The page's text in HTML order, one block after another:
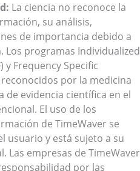
La ciencia no reconoce la
su análisis,
de importancia debido a
Los programas Individualized
y Frequency Specific
por la medicina
de evidencia científica en el
El uso de los
de TimeWaver se
usuario y está sujeto a su
Las empresas de TimeWaver
por las